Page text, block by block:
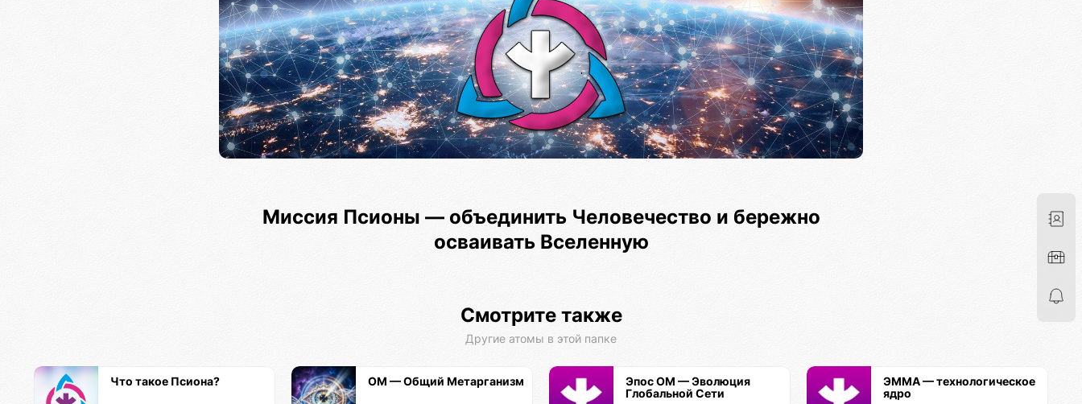
Миссия Псионы — объединить Человечество и бережно
осваивать Вселенную
Смотрите также
Другие атомы в этой папке
Что такое Псиона? ОМ — Общий Метарганизм
Эпос ОМ — Эволюция
Глобальной Сети
ЭММА — технологическое
ядро